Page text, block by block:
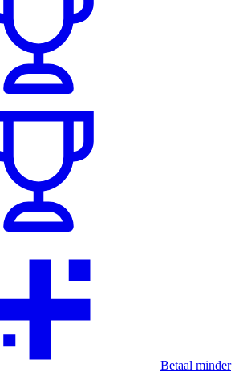
Betaal minder